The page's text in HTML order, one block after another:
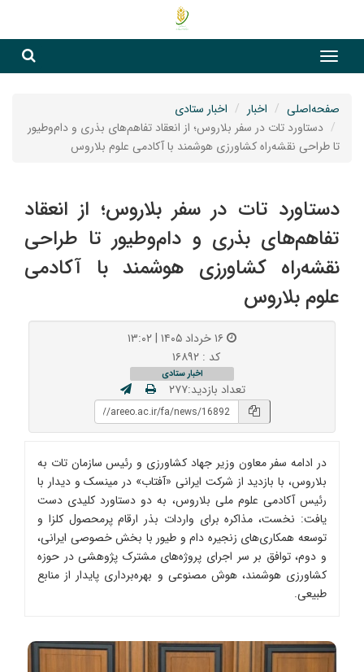
صفحه‌اصلی اخبار
اخبار ستادی
دستاورد تات در سفر بلاروس؛ از انعقاد تفاهم‌های بذری و دام‌و‌طیور
تا طراحی نقشه‌راه کشاورزی هوشمند با آکادمی علوم بلاروس
دستاورد تات در سفر بلاروس؛ از انعقاد
تفاهم‌های بذری و دام‌و‌طیور تا طراحی
نقشه‌راه کشاورزی هوشمند با آکادمی
علوم بلاروس
کد : ۱۶۸۹۲
اخبار ستادی
تعداد بازدید:۲۷۷
در ادامه سفر معاون وزیر جهاد کشاورزی و رئیس سازمان تات به
بلاروس، با بازدید از شرکت ایرانی «آفتاب» در مینسک و دیدار با
رئیس آکادمی علوم ملی بلاروس، به دو دستاورد کلیدی دست
یافت: نخست، مذاکره برای واردات بذر ارقام پرمحصول کلزا و
توسعه همکاری‌های زنجیره دام و طیور با بخش خصوصی ایرانی،
و دوم، توافق بر سر اجرای پروژه‌های مشترک پژوهشی در حوزه
کشاورزی هوشمند، هوش مصنوعی و بهره‌برداری پایدار از منابع
طبیعی.